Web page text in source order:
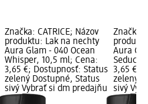
Značka: CATRICE; Názov
produktu: Lak na nechty
Aura Glam - 040 Ocean
Whisper, 10,5 ml; Cena:
3,65 €; Dostupnosť: Status
zelený Dostupné, Status
sivý Vybrať si dm predajňu
Značka:
Aura
3,65 €;
zelený
sivý